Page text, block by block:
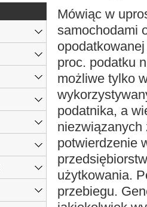
Mówiąc w
samochodami
proc. podatku
możliwe tylko
podatnika, a
niezwiązanych
potwierdzenie
użytkowania.
przebiegu.